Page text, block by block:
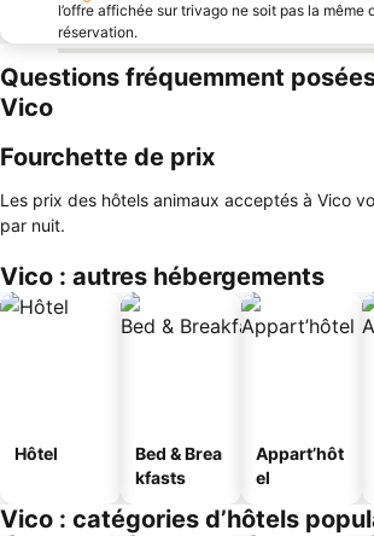
l’offre affichée sur trivago ne soit pas la même
réservation.
Questions fréquemment
Vico
Fourchette de prix
Les prix des hôtels animaux acceptés à Vico
par nuit.
Vico : autres hébergements
Hôtel
Bed & Brea
kfasts
Appart’hôt
el
Vico : catégories d’hôtels